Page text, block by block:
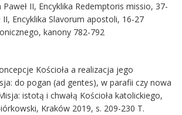
Paweł II, Encyklika Redemptoris missio, 37-
II, Encyklika Slavorum apostoli, 16-27
kanony 782-792
Kościoła a realizacja jego
do pogan (ad gentes), w parafii czy nowa
istotą i chwałą Kościoła katolickiego,
Kraków 2019, s. 209-230 T.